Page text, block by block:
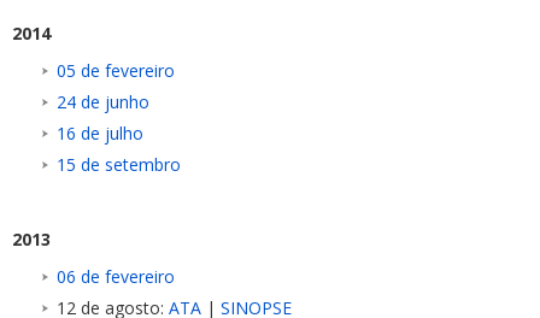
2014
05 de fevereiro
24 de junho
16 de julho
15 de setembro
2013
06 de fevereiro
12 de agosto: ATA | SINOPSE